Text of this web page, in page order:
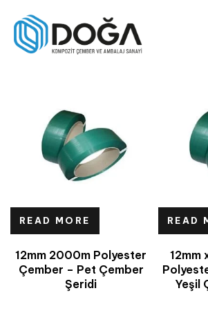
READ MORE
12mm 2000m Polyester
Çember – Pet Çember
Şeridi
READ
12mm
Yeşil